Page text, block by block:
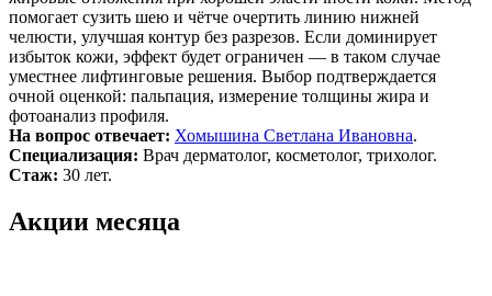
помогает сузить шею и чётче очертить линию нижней
челюсти, улучшая контур без разрезов. Если доминирует
избыток кожи, эффект будет ограничен — в таком случае
уместнее лифтинговые решения. Выбор подтверждается
очной оценкой: пальпация, измерение толщины жира и
фотоанализ профиля.
На вопрос отвечает: Хомышина Светлана Ивановна.
Специализация: Врач дерматолог, косметолог, трихолог.
Стаж: 30 лет.
Акции месяца